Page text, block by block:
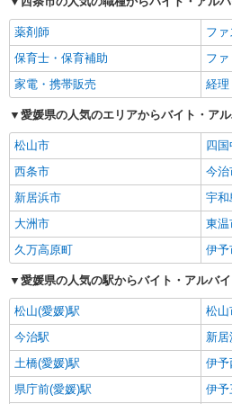
薬剤師
ファ
保育士・保育補助
フ
家電・携帯販売
経理
愛媛県の人気のエリアからバイト・ア
松山市
四
西条市
今治
新居浜市
宇和
大洲市
東温
久万高原町
伊予
愛媛県の人気の駅からバイト・アルバ
松山(愛媛)駅
松山
今治駅
新居
土橋(愛媛)駅
伊予
県庁前(愛媛)駅
伊予